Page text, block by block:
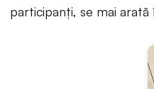
participanți, se mai